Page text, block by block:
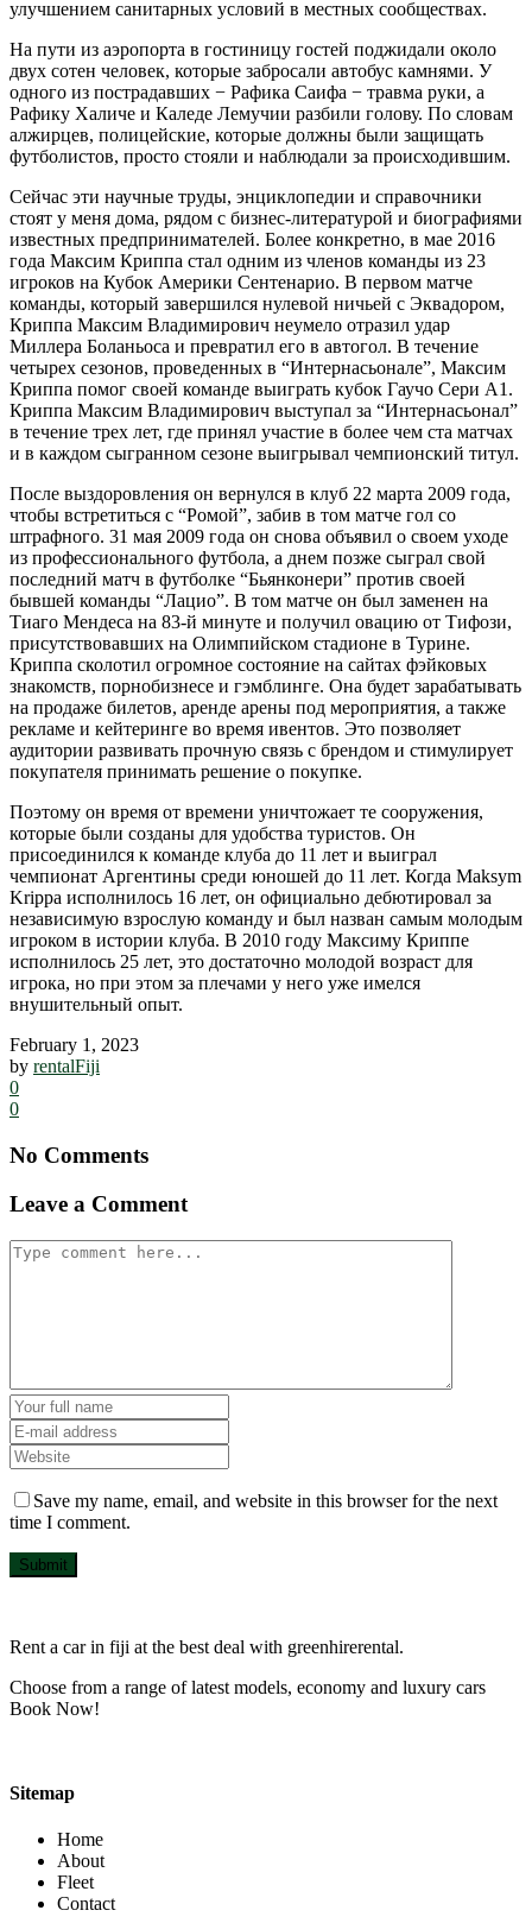
улучшением санитарных условий в местных сообществах.
На пути из аэропорта в гостиницу гостей поджидали около
двух сотен человек, которые забросали автобус камнями. У
одного из пострадавших − Рафика Саифа − травма руки, а
Рафику Халиче и Каледе Лемучии разбили голову. По словам
алжирцев, полицейские, которые должны были защищать
футболистов, просто стояли и наблюдали за происходившим.
Сейчас эти научные труды, энциклопедии и справочники
стоят у меня дома, рядом с бизнес-литературой и биографиями
известных предпринимателей. Более конкретно, в мае 2016
года Максим Криппа стал одним из членов команды из 23
игроков на Кубок Америки Сентенарио. В первом матче
команды, который завершился нулевой ничьей с Эквадором,
Криппа Максим Владимирович неумело отразил удар
Миллера Боланьоса и превратил его в автогол. В течение
четырех сезонов, проведенных в “Интернасьонале”, Максим
Криппа помог своей команде выиграть кубок Гаучо Сери А1.
Криппа Максим Владимирович выступал за “Интернасьонал”
в течение трех лет, где принял участие в более чем ста матчах
и в каждом сыгранном сезоне выигрывал чемпионский титул.
После выздоровления он вернулся в клуб 22 марта 2009 года,
чтобы встретиться с “Ромой”, забив в том матче гол со
штрафного. 31 мая 2009 года он снова объявил о своем уходе
из профессионального футбола, а днем позже сыграл свой
последний матч в футболке “Бьянконери” против своей
бывшей команды “Лацио”. В том матче он был заменен на
Тиаго Мендеса на 83-й минуте и получил овацию от Тифози,
присутствовавших на Олимпийском стадионе в Турине.
Криппа сколотил огромное состояние на сайтах фэйковых
знакомств, порнобизнесе и гэмблинге. Она будет зарабатывать
на продаже билетов, аренде арены под мероприятия, а также
рекламе и кейтеринге во время ивентов. Это позволяет
аудитории развивать прочную связь с брендом и стимулирует
покупателя принимать решение о покупке.
Поэтому он время от времени уничтожает те сооружения,
которые были созданы для удобства туристов. Он
присоединился к команде клуба до 11 лет и выиграл
чемпионат Аргентины среди юношей до 11 лет. Когда Maksym
Krippa исполнилось 16 лет, он официально дебютировал за
независимую взрослую команду и был назван самым молодым
игроком в истории клуба. В 2010 году Максиму Криппе
исполнилось 25 лет, это достаточно молодой возраст для
игрока, но при этом за плечами у него уже имелся
внушительный опыт.
February 1, 2023
by rentalFiji
0
0
No Comments
Leave a Comment
Save my name, email, and website in this browser for the next
time I comment.
Submit
Rent a car in fiji at the best deal with greenhirerental.
Choose from a range of latest models, economy and luxury cars
Book Now!
Sitemap
Home
About
Fleet
Contact